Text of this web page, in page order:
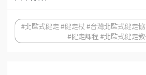
#北歐式健走 #健走杖 #台灣北歐式健走
#健走課程 #北歐式健走